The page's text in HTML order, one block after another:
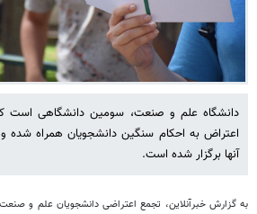
دانشگاه علم و صنعت، سومین دانشگاهی است
اعتراض به احکام سنگین دانشجویان همراه شده
آنها برگزار شده است.
به گزارش خبرآنلاین، تجمع اعتراضی دانشجویان علم و